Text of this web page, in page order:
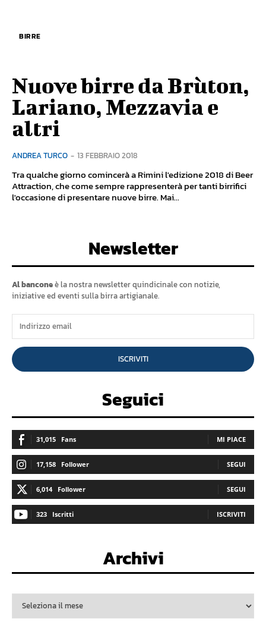
BIRRE
Nuove birre da Brùton,
Lariano, Mezzavia e
altri
ANDREA TURCO - 13 FEBBRAIO 2018
Tra qualche giorno comincerà a Rimini l'edizione 2018 di Beer
Attraction, che come sempre rappresenterà per tanti birrifici
l'occasione di presentare nuove birre. Mai...
Newsletter
Al banconeè la nostra newsletter quindicinale con notizie,
iniziative ed eventi sulla birra artigianale.
ISCRIVITI
Seguici
31,015 Fans MI PIACE
17,158 Follower SEGUI
6,014 Follower SEGUI
323 Iscritti ISCRIVITI
Archivi